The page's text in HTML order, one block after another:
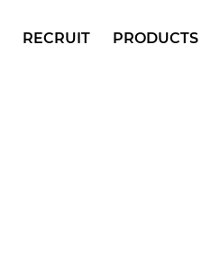
RECRUIT PRODUCTS